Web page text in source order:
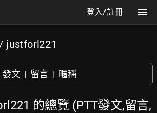
登入/註冊
justforl221
發文 | 留言 | 暱稱
的總覽 (PTT發文,留言,